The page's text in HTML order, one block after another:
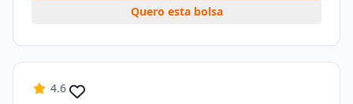
Quero esta bolsa
4.6